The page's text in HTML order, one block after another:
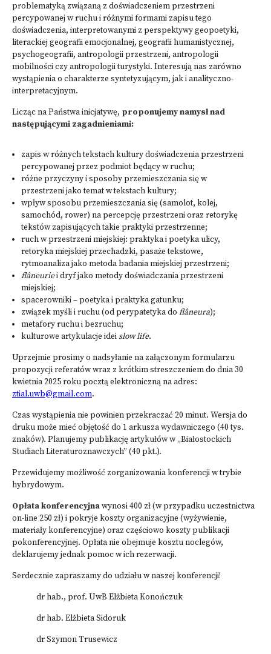
problematyką związaną z doświadczeniem przestrzeni
percypowanej w ruchu i różnymi formami zapisu tego
doświadczenia, interpretowanymi z perspektywy geopoetyki,
literackiej geografii emocjonalnej, geografii humanistycznej,
psychogeografii, antropologii przestrzeni, antropologii
mobilności czy antropologii turystyki. Interesują nas zarówno
wystąpienia o charakterze syntetyzującym, jak i analityczno-
interpretacyjnym.
Licząc na Państwa inicjatywę, proponujemy namysł nad
następującymi zagadnieniami:
zapis w różnych tekstach kultury doświadczenia przestrzeni
percypowanej przez podmiot będący w ruchu;
różne przyczyny i sposoby przemieszczania się w
przestrzeni jako temat w tekstach kultury;
wpływ sposobu przemieszczania się (samolot, kolej,
samochód, rower) na percepcję przestrzeni oraz retorykę
tekstów zapisujących takie praktyki przestrzenne;
ruch w przestrzeni miejskiej: praktyka i poetyka ulicy,
retoryka miejskiej przechadzki, pasaże tekstowe,
rytmoanaliza jako metoda badania miejskiej przestrzeni;
flâneuriei dryf jako metody doświadczania przestrzeni
miejskiej;
spacerowniki – poetyka i praktyka gatunku;
związek myśli i ruchu (od perypatetyka do flâneura);
metafory ruchu i bezruchu;
kulturowe artykulacje ideislow life.
Uprzejmie prosimy o nadsyłanie na załączonym formularzu
propozycji referatów wraz z krótkim streszczeniem do dnia 30
kwietnia 2025 roku pocztą elektroniczną na adres:
ztial.uwb@gmail.com.
Czas wystąpienia nie powinien przekraczać 20 minut. Wersja do
druku może mieć objętość do 1 arkusza wydawniczego (40 tys.
znaków). Planujemy publikację artykułów w „Białostockich
Studiach Literaturoznawczych” (40 pkt.).
Przewidujemy możliwość zorganizowania konferencji w trybie
hybrydowym.
Opłata konferencyjnawynosi 400 zł (w przypadku uczestnictwa
on-line 250 zł) i pokryje koszty organizacyjne (wyżywienie,
materiały konferencyjne) oraz częściowo koszty publikacji
pokonferencyjnej. Opłata nie obejmuje kosztu noclegów,
deklarujemy jednak pomoc w ich rezerwacji.
Serdecznie zapraszamy do udziału w naszej konferencji!
dr hab., prof. UwB Elżbieta Konończuk
dr hab. Elżbieta Sidoruk
dr Szymon Trusewicz